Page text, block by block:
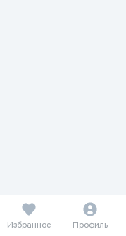
Избранное Профиль